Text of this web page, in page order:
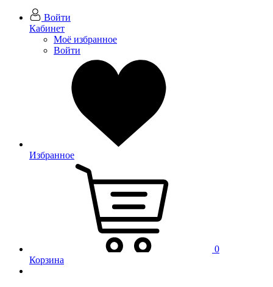
Войти
Кабинет
Моё избранное
Войти
Избранное
0
Корзина